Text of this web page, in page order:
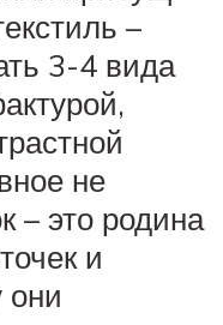
–
3-4 вида
не
– это родина
и
они